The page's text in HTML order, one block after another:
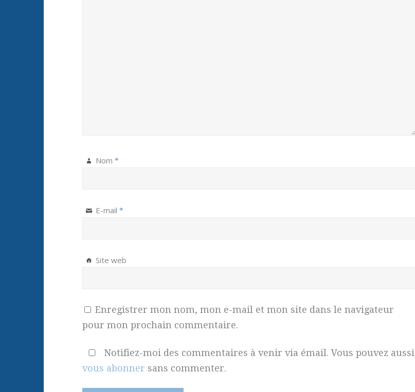
Nom *
E-mail *
Site web
Enregistrer mon nom, mon e-mail et mon site dans le navigateur
pour mon prochain commentaire.
Notifiez-moi des commentaires à venir via émail. Vous pouvez aussi
vous abonner sans commenter.